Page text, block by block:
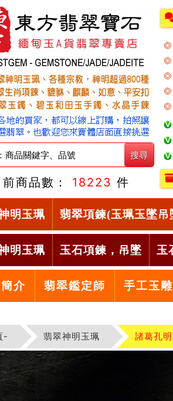
前商品數： 18223 件
明玉珮 翡翠項鍊(玉珮玉墜吊
明玉珮 玉石項鍊，吊墜 玉
介 翡翠鑑定師 手工玉
- 翡翠神明玉珮 諸葛孔